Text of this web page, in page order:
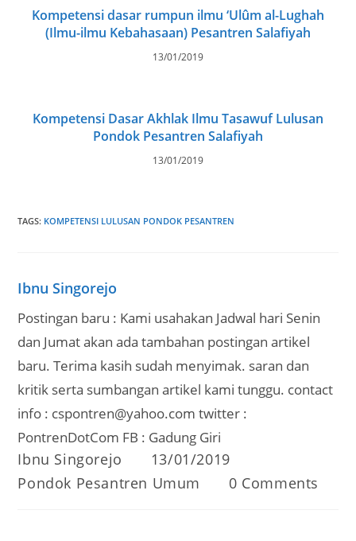
Kompetensi dasar rumpun ilmu ‘Ulûm al-Lughah
(Ilmu-ilmu Kebahasaan) Pesantren Salafiyah
13/01/2019
Kompetensi Dasar Akhlak Ilmu Tasawuf Lulusan
Pondok Pesantren Salafiyah
13/01/2019
TAGS: KOMPETENSI LULUSAN PONDOK PESANTREN
Ibnu Singorejo
Postingan baru : Kami usahakan Jadwal hari Senin
dan Jumat akan ada tambahan postingan artikel
baru. Terima kasih sudah menyimak. saran dan
kritik serta sumbangan artikel kami tunggu. contact
info : cspontren@yahoo.com twitter :
PontrenDotCom FB : Gadung Giri
Post
Ibnu Singorejo
Post
13/01/2019
Post
Pondok Pesantren Umum
Post
0 Comments